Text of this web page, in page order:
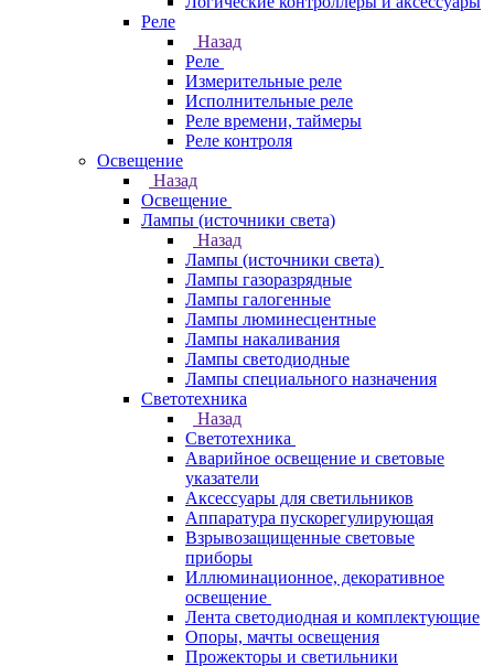
Реле
Назад
Реле
Измерительные реле
Исполнительные реле
Реле времени, таймеры
Реле контроля
Освещение
Назад
Освещение
Лампы (источники света)
Назад
Лампы (источники света)
Лампы газоразрядные
Лампы галогенные
Лампы люминесцентные
Лампы накаливания
Лампы светодиодные
Лампы специального назначения
Светотехника
Назад
Светотехника
Аварийное освещение и световые
указатели
Аксессуары для светильников
Аппаратура пускорегулирующая
Взрывозащищенные световые
приборы
Иллюминационное, декоративное
освещение
Лента светодиодная и комплектующие
Опоры, мачты освещения
Прожекторы и светильники